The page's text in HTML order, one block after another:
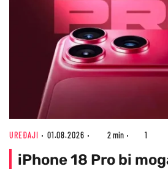
UREĐAJI 01.08.2026 2 min 1
iPhone 18 Pro bi